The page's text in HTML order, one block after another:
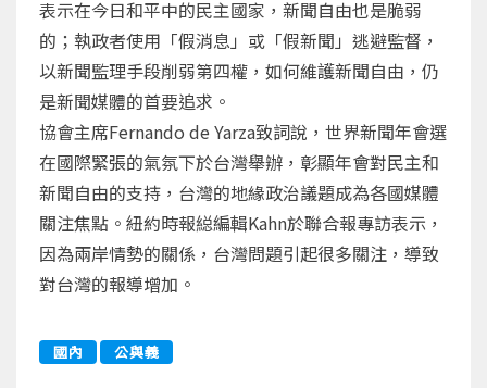
表示在今日和平中的民主國家，新聞自由也是脆弱
的；執政者使用「假消息」或「假新聞」逃避監督，
以新聞監理手段削弱第四權，如何維護新聞自由，仍
是新聞媒體的首要追求。
協會主席Fernando de Yarza致詞說，世界新聞年會選
在國際緊張的氣氛下於台灣舉辦，彰顯年會對民主和
新聞自由的支持，台灣的地緣政治議題成為各國媒體
關注焦點。紐約時報縂編輯Kahn於聯合報專訪表示，
因為兩岸情勢的關係，台灣問題引起很多關注，導致
對台灣的報導增加。
國內 公與義